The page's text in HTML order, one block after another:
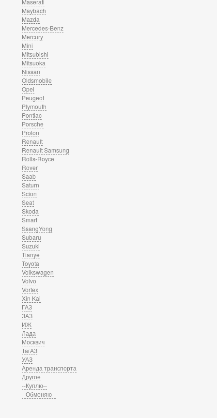
Maserati
Maybach
Mazda
Mercedes-Benz
Mercury
Mini
Mitsubishi
Mitsuoka
Nissan
Oldsmobile
Opel
Peugeot
Plymouth
Pontiac
Porsche
Proton
Renault
Renault Samsung
Rolls-Royce
Rover
Saab
Saturn
Scion
Seat
Skoda
Smart
SsangYong
Subaru
Suzuki
Tianye
Toyota
Volkswagen
Volvo
Vortex
Xin Kai
ГАЗ
ЗАЗ
ИЖ
Лада
Москвич
ТагАЗ
УАЗ
Аренда транспорта
Другое
--Куплю--
--Обменяю--